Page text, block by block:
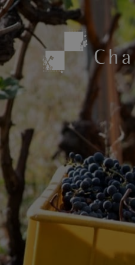
Présentation
Population
1955
Actualités
Dangers Naturels
Carte CFF
Application « Chamoson »